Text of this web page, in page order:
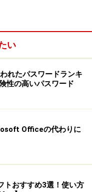
したり、入力用のフ
りする場合は、有料
っかりとしたサポー
が安心でしょう。
い
れたパスワードランキ
性の高いパスワード
Officeの代わりに
トおすすめ3選！使い方